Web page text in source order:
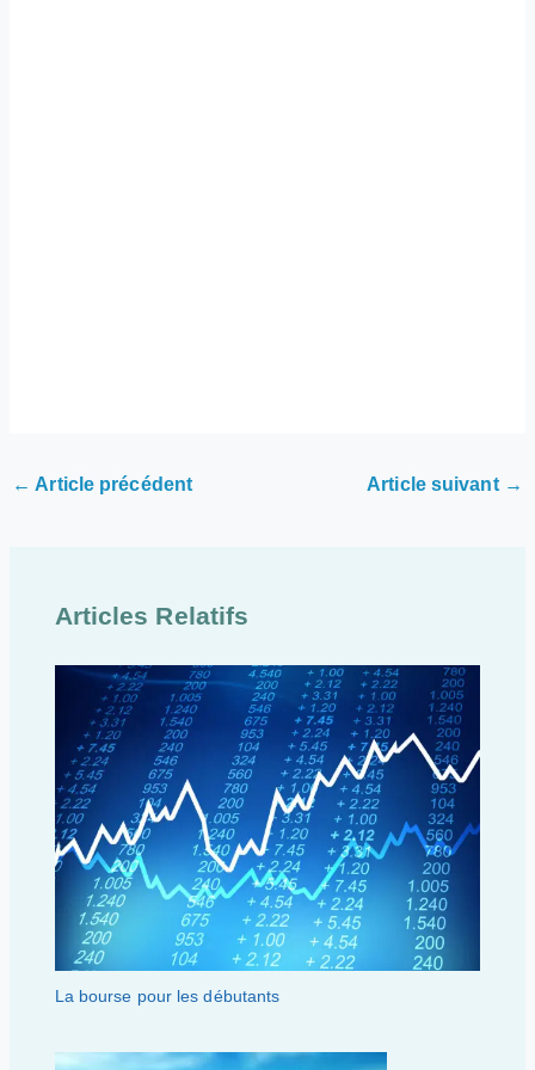
← Article précédent Article suivant →
Articles Relatifs
La bourse pour les débutants